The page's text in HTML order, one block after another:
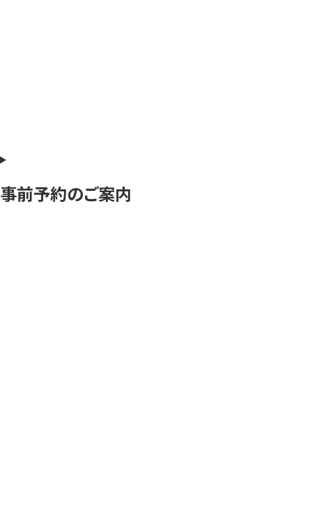
事前予約のご案内